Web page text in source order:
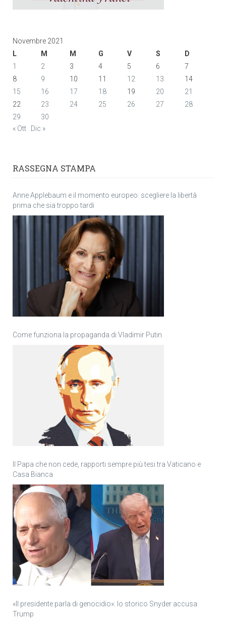
Novembre 2021
L
M M G V S
D
1
2 3 4 5 6
7
8
9 10 11 12 13
14
15
16 17 18 19 20
21
22
23 24 25 26 27
28
29
30
« Ott
Dic »
RASSEGNA STAMPA
Anne Applebaum e il momento europeo: scegliere la libertà
prima che sia troppo tardi
Come funziona la propaganda di Vladimir Putin
Il Papa che non cede, rapporti sempre più tesi tra Vaticano e
Casa Bianca
«Il presidente parla di genocidio»: lo storico Snyder accusa
Trump